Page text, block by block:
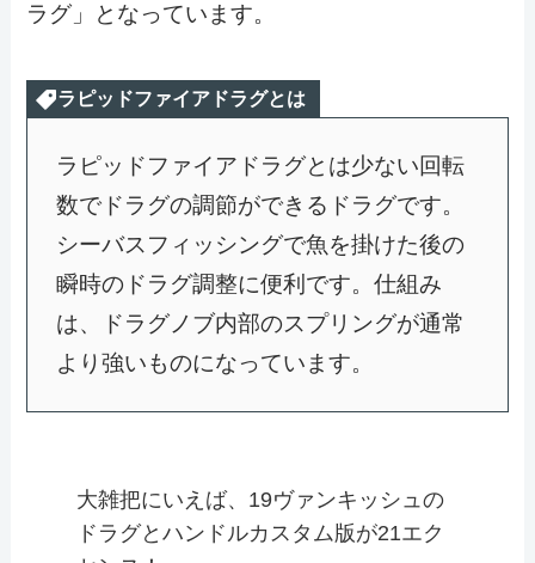
ラグ」となっています。
ラピッドファイアドラグとは
ラピッドファイアドラグとは少ない回転
数でドラグの調節ができるドラグです。
シーバスフィッシングで魚を掛けた後の
瞬時のドラグ調整に便利です。仕組み
は、ドラグノブ内部のスプリングが通常
より強いものになっています。
大雑把にいえば、19ヴァンキッシュの
ドラグとハンドルカスタム版が21エク